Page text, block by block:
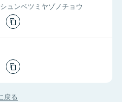
ュンベツミヤゾノチョウ
戻る